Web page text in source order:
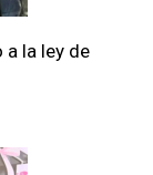
la ley de